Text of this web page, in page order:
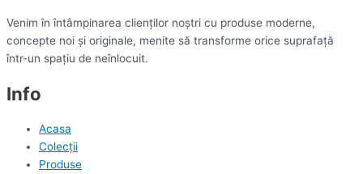
Venim în întâmpinarea clienților noștri cu produse moderne,
concepte noi și originale, menite să transforme orice suprafață
într-un spațiu de neînlocuit.
Info
Acasa
Colecții
Produse